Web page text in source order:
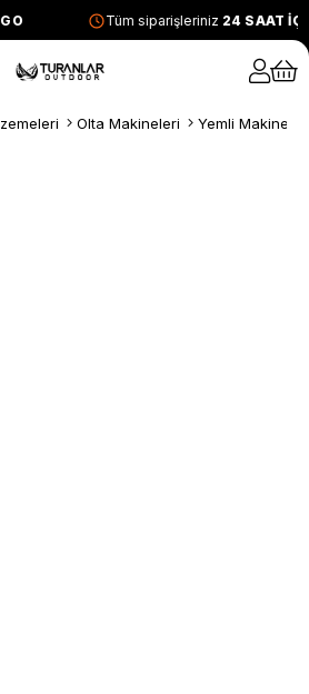
Tüm siparişleriniz 24 SAAT
Olta Makineleri Yemli Makineler